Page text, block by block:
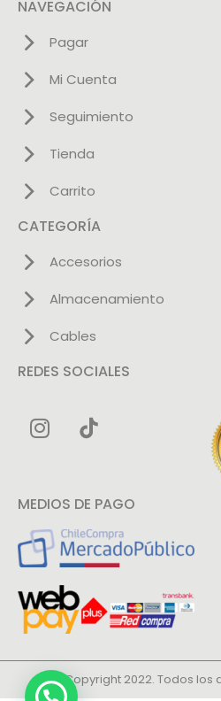
NAVEGACIÓN
Pagar
Mi Cuenta
Seguimiento
Tienda
Carrito
CATEGORÍA
Accesorios
Almacenamiento
Cables
REDES SOCIALES
MEDIOS DE PAGO
© Copyright 2022. Todos los